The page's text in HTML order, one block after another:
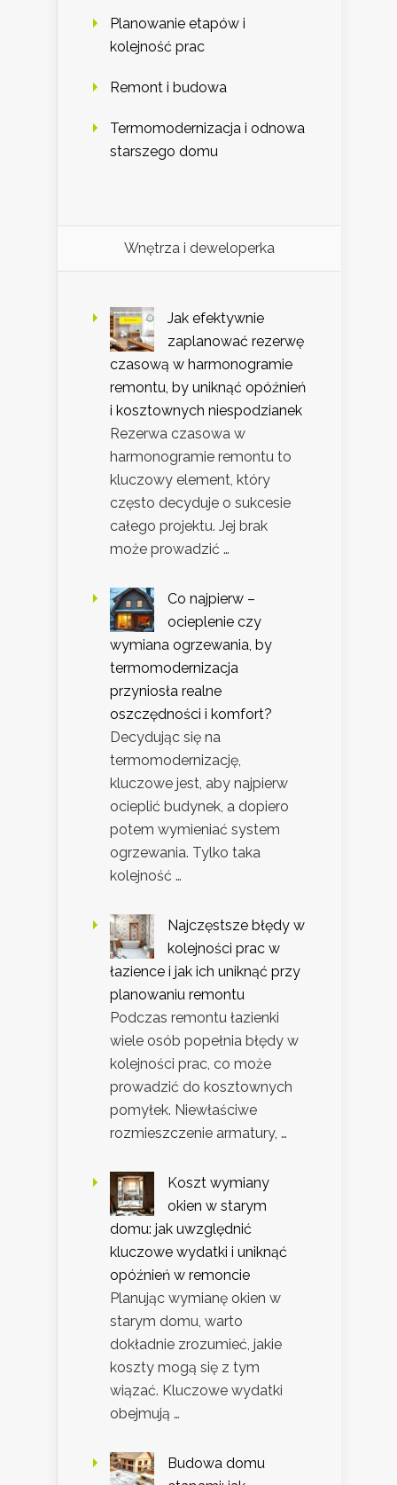
Planowanie etapów i
kolejność prac
Remont i budowa
Termomodernizacja i odnowa
starszego domu
Wnętrza i deweloperka
Jak efektywnie
zaplanować rezerwę
czasową w harmonogramie
remontu, by uniknąć opóźnień
i kosztownych niespodzianek
Rezerwa czasowa w
harmonogramie remontu to
kluczowy element, który
często decyduje o sukcesie
całego projektu. Jej brak
może prowadzić …
Co najpierw –
ocieplenie czy
wymiana ogrzewania, by
termomodernizacja
przyniosła realne
oszczędności i komfort?
Decydując się na
termomodernizację,
kluczowe jest, aby najpierw
ocieplić budynek, a dopiero
potem wymieniać system
ogrzewania. Tylko taka
kolejność …
Najczęstsze błędy w
kolejności prac w
łazience i jak ich uniknąć przy
planowaniu remontu
Podczas remontu łazienki
wiele osób popełnia błędy w
kolejności prac, co może
prowadzić do kosztownych
pomyłek. Niewłaściwe
rozmieszczenie armatury, …
Koszt wymiany
okien w starym
domu: jak uwzględnić
kluczowe wydatki i uniknąć
opóźnień w remoncie
Planując wymianę okien w
starym domu, warto
dokładnie zrozumieć, jakie
koszty mogą się z tym
wiązać. Kluczowe wydatki
obejmują …
Budowa domu